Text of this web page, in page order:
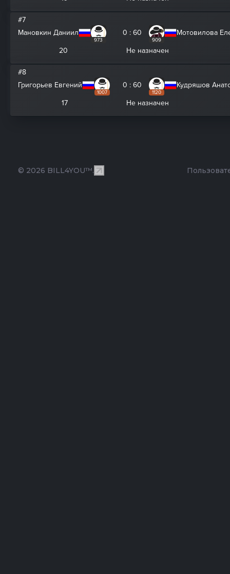
#7
Мановкин Даниил
973
0 : 60
909
Мотовилова
20 Не назначен
#8
Григорьев Евгений
1007
0 : 60
1120
Кудряшов
17 Не назначен
© 2026 BILL4YOU™.